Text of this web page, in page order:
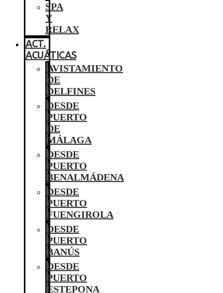
SPA
Y
RELAX
ACT.
ACUÁTICAS
AVISTAMIENTO
DE
DELFINES
DESDE
PUERTO
DE
MÁLAGA
DESDE
PUERTO
BENALMÁDENA
DESDE
PUERTO
FUENGIROLA
DESDE
PUERTO
BANÚS
DESDE
PUERTO
ESTEPONA